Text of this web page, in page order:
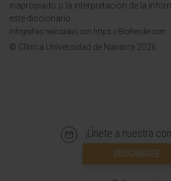
inapropiado o la interpretación de la
este diccionario.
Infografías realizadas con https://BioRender.com
© Clínica Universidad de Navarra 2026
¡Únete a nuestra
SUSCRIBIRSE